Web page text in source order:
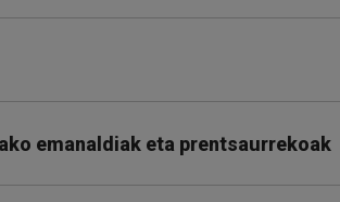
emanaldiak eta prentsaurrekoak